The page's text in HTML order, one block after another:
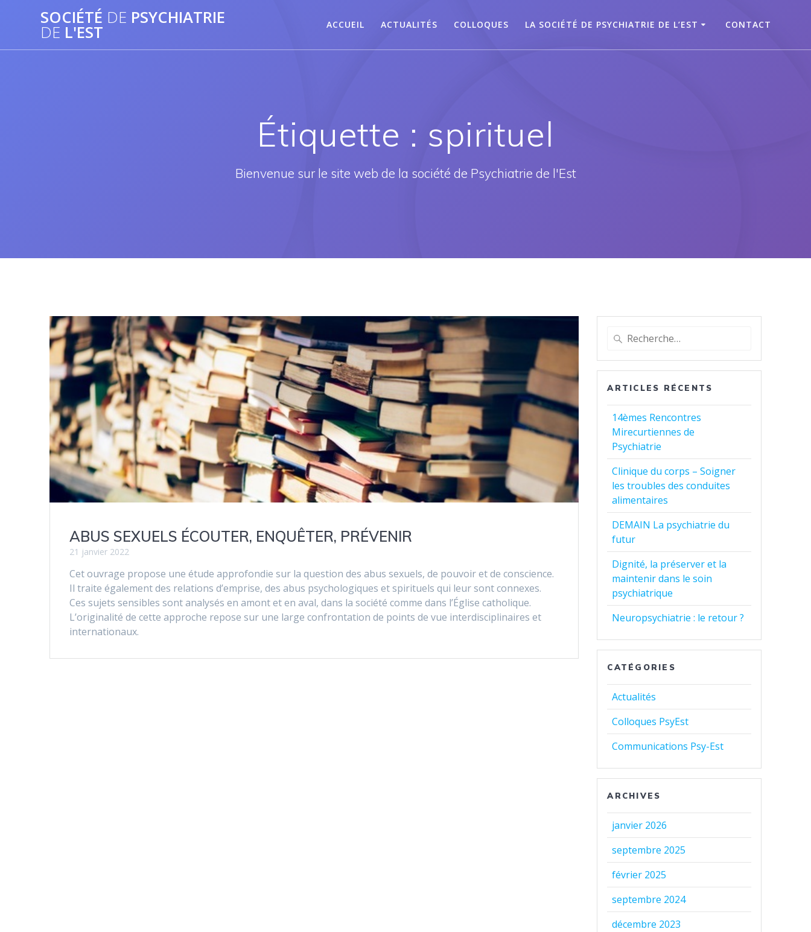
SOCIÉTÉ DE PSYCHIATRIE
DE L'EST ACCUEIL ACTUALITÉS COLLOQUES LA SOCIÉTÉ DE PSYCHIATRIE DE L’EST CONTACT
Étiquette : spirituel
Bienvenue sur le site web de la société de Psychiatrie de l'Est
ABUS SEXUELS ÉCOUTER, ENQUÊTER, PRÉVENIR
21 janvier 2022
Cet ouvrage propose une étude approfondie sur la question des abus sexuels, de pouvoir et de conscience.
Il traite également des relations d’emprise, des abus psychologiques et spirituels qui leur sont connexes.
Ces sujets sensibles sont analysés en amont et en aval, dans la société comme dans l’Église catholique.
L’originalité de cette approche repose sur une large confrontation de points de vue interdisciplinaires et
internationaux.
Recherche
:
ARTICLES RÉCENTS
14èmes Rencontres
Mirecurtiennes de
Psychiatrie
Clinique du corps – Soigner
les troubles des conduites
alimentaires
DEMAIN La psychiatrie du
futur
Dignité, la préserver et la
maintenir dans le soin
psychiatrique
Neuropsychiatrie : le retour ?
CATÉGORIES
Actualités
Colloques PsyEst
Communications Psy-Est
ARCHIVES
janvier 2026
septembre 2025
février 2025
septembre 2024
décembre 2023